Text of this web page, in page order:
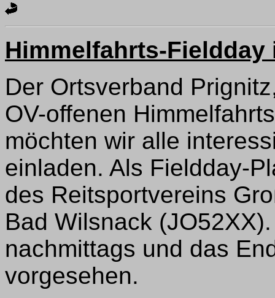
Himmelfahrts-
Der Ortsverband
OV-offenen
möchten wir alle
einladen. Als Fieldday-
des Reitsportvereins
Bad Wilsnack
nachmittags und das
vorgesehen.